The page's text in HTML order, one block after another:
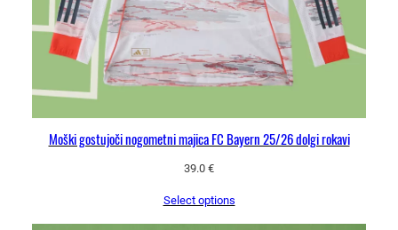
Moški gostujoči nogometni majica FC Bayern 25/26 dolgi rokavi
39.0 €
Select options